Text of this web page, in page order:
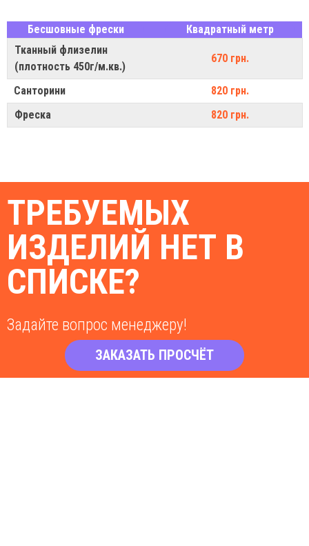
Бесшовные фрески
Квадратный метр
Тканный флизелин
(плотность 450г/м.кв.)
670 грн.
Санторини
820 грн.
Фреска
820 грн.
ТРЕБУЕМЫХ
ИЗДЕЛИЙ НЕТ В
СПИСКЕ?
Задайте вопрос менеджеру!
ЗАКАЗАТЬ ПРОСЧЁТ